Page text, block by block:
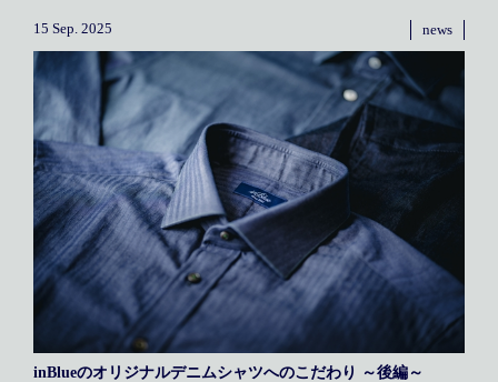
社長ブログ
メディア掲載
新卒採用
アクセス 会社情報
代表メッセージ
EN
15 Sep. 2025 news
inBlueのオリジナルデニムシャツへのこだわり ～後編～